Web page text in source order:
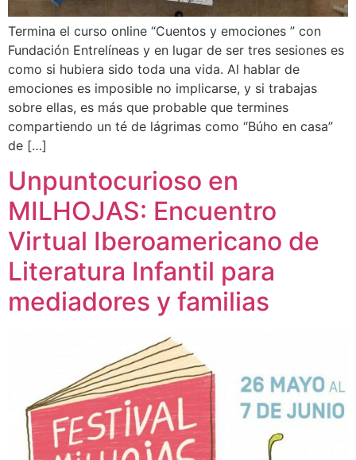
Termina el curso online “Cuentos y emociones ” con
Fundación Entrelíneas y en lugar de ser tres sesiones es
como si hubiera sido toda una vida. Al hablar de
emociones es imposible no implicarse, y si trabajas
sobre ellas, es más que probable que termines
compartiendo un té de lágrimas como “Búho en casa”
de […]
Unpuntocurioso en
MILHOJAS: Encuentro
Virtual Iberoamericano de
Literatura Infantil para
mediadores y familias